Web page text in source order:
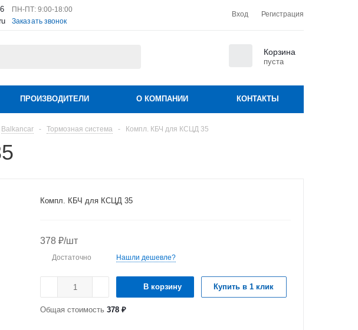
ПН-ПТ: 9:00-18:00
Заказать звонок
Вход Регистрация
Корзина
пуста
ПРОИЗВОДИТЕЛИ О КОМПАНИИ КОНТАКТЫ
Balkancar - Тормозная система - Компл. КБЧ для КСЦД 35
Компл. КБЧ для КСЦД 35
378 ₽/шт
Достаточно Нашли дешевле?
В корзину Купить в 1 клик
Общая стоимость 378 ₽